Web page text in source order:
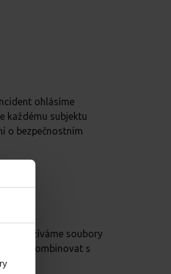
ohlásíme
každému subjektu
o bezpečnostním
využíváme soubory
zkombinovat s